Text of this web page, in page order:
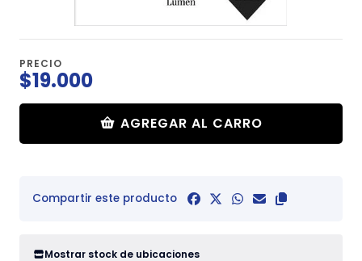
PRECIO
$19.000
AGREGAR AL CARRO
Compartir este producto
Mostrar stock de ubicaciones